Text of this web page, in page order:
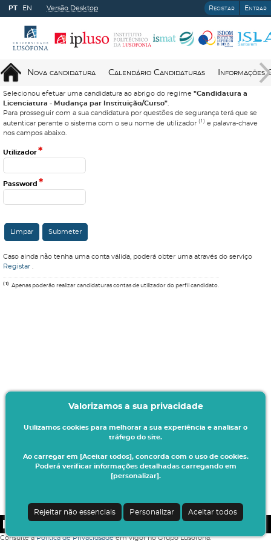
PT EN Versão Desktop Registar Entrar
Nova candidatura Calendário Candidaturas Informações
Selecionou efetuar uma candidatura ao abrigo do regime "Candidatura a
Licenciatura - Mudança par Instituição/Curso"
Para prosseguir com a sua candidatura por questões de segurança terá que se
autenticar perante o sistema com o seu nome de utilizador (1)
e palavra-chave
nos campos abaixo.
Utilizador*
Password *
Caso ainda não tenha uma conta válida, poderá obter uma através do serviço
Registar
(1) Apenas poderão realizar candidaturas contas de utilizador do perfil candidato.
CSSnet - Aplicacao Web | v24.0.4-8 (24.0.4)|
Consulte aPolítica de Privacidsadeem vigor no Grupo Lusófona.
Valorizamos a sua privacidade
Utilizamos cookies para melhorar a sua experiência e analisar o
tráfego do site.
Ao carregar em [Aceitar todos], concorda com o uso de cookies.
Poderá verificar informações detalhadas carregando em
[personalizar].
Rejeitar não essenciais Personalizar Aceitar todos